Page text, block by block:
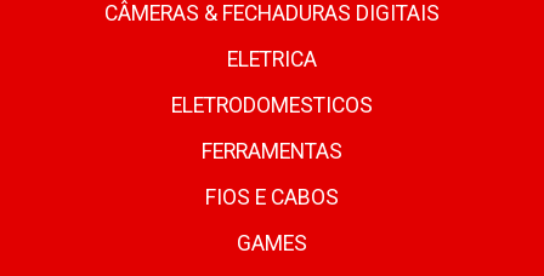
CÂMERAS & FECHADURAS DIGITAIS
ELETRICA
ELETRODOMESTICOS
FERRAMENTAS
FIOS E CABOS
GAMES